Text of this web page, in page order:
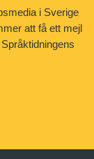
i Sverige
att få ett mejl